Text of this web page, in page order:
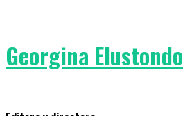
Georgina Elustondo